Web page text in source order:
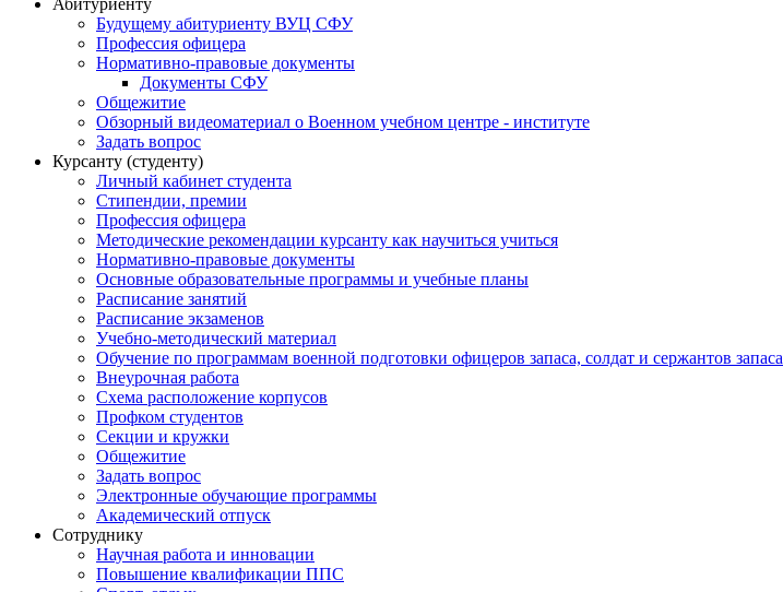
Абитуриенту
Будущему абитуриенту ВУЦ СФУ
Профессия офицера
Нормативно-правовые документы
Документы СФУ
Общежитие
Обзорный видеоматериал о Военном учебном центре - институте
Задать вопрос
Курсанту (студенту)
Личный кабинет студента
Стипендии, премии
Профессия офицера
Методические рекомендации курсанту как научиться учиться
Нормативно-правовые документы
Основные образовательные программы и учебные планы
Расписание занятий
Расписание экзаменов
Учебно-методический материал
Обучение по программам военной подготовки офицеров запаса, солдат и сержантов запаса
Внеурочная работа
Схема расположение корпусов
Профком студентов
Секции и кружки
Общежитие
Задать вопрос
Электронные обучающие программы
Академический отпуск
Сотруднику
Научная работа и инновации
Повышение квалификации ППС